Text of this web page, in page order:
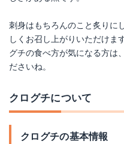
刺身はもちろんのこと炙りに
しくお召し上がりいただけま
グチの食べ方が気になる方は
ださいね。
クログチについて
クログチの基本情報